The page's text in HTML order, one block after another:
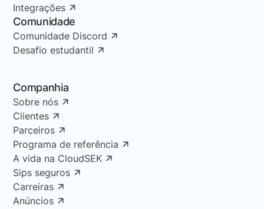
Integrações
Comunidade
Comunidade Discord
Desafio estudantil
Companhia
Sobre nós
Clientes
Parceiros
Programa de referência
A vida na CloudSEK
Sips seguros
Carreiras
Anúncios